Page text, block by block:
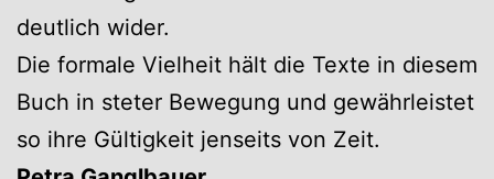
deutlich wider.
Die formale Vielheit hält die Texte in diesem
Buch in steter Bewegung und gewährleistet
so ihre Gültigkeit jenseits von Zeit.